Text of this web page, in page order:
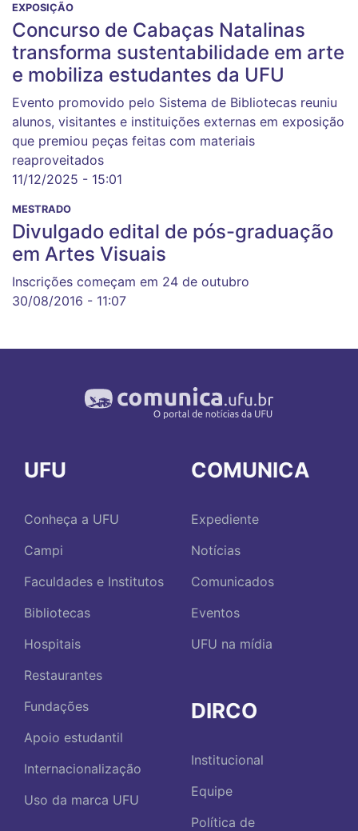
EXPOSIÇÃO
Concurso de Cabaças Natalinas
transforma sustentabilidade em arte
e mobiliza estudantes da UFU
Evento promovido pelo Sistema de Bibliotecas reuniu
alunos, visitantes e instituições externas em exposição
que premiou peças feitas com materiais
reaproveitados
11/12/2025 - 15:01
MESTRADO
Divulgado edital de pós-graduação
em Artes Visuais
Inscrições começam em 24 de outubro
30/08/2016 - 11:07
UFU
Conheça a UFU
Campi
Faculdades e Institutos
Bibliotecas
Hospitais
Restaurantes
Fundações
Apoio estudantil
Internacionalização
Uso da marca UFU
COMUNICA
Expediente
Notícias
Comunicados
Eventos
UFU na mídia
DIRCO
Institucional
Equipe
Política de